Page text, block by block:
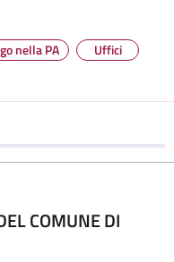
nella PA Uffici
COMUNE DI